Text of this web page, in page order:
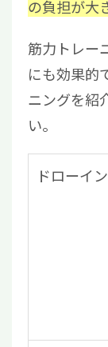
の負担が大
筋力トレー
にも効果的
ニングを紹
い。
ドローイン